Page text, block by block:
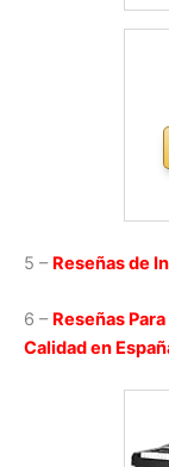
5 – Reseñas de
6 – Reseñas
Calidad en